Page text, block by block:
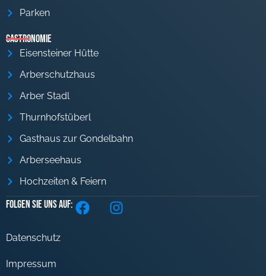
Parken
Gastronomie
Eisensteiner Hütte
Arberschutzhaus
Arber Stadl
Thurnhofstüberl
Gasthaus zur Gondelbahn
Arberseehaus
Hochzeiten & Feiern
Folgen Sie uns auf:
Datenschutz
Impressum